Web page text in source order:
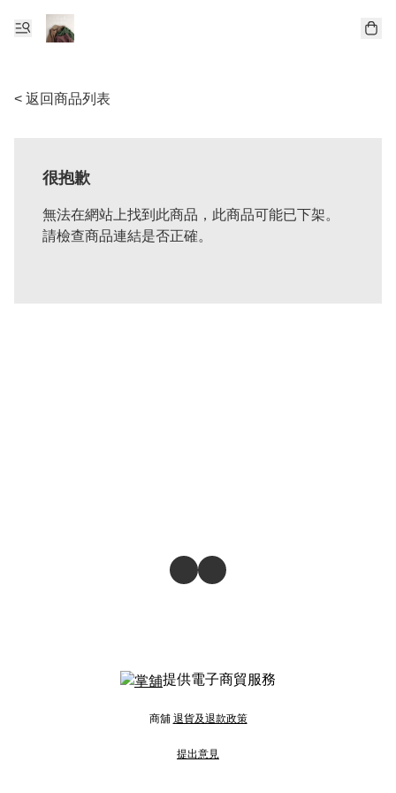
< 返回商品列表
很抱歉
無法在網站上找到此商品，此商品可能已下架。
請檢查商品連結是否正確。
提供電子商貿服務
商舖 退貨及退款政策
提出意見